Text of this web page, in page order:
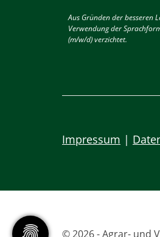
Aus Gründen der besseren
Verwendung der
(m/w/d) verzichtet.
Impressum |
© 2026 - Agrar- und